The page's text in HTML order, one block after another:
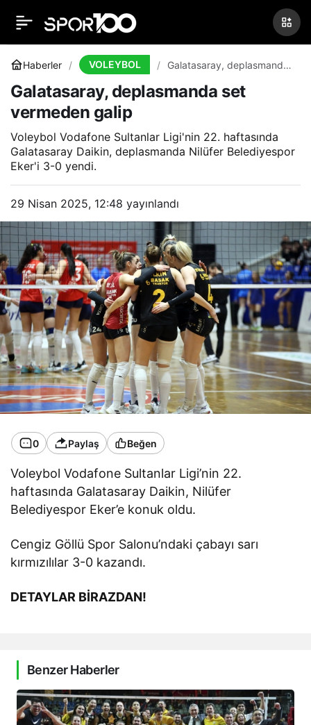
Haberler VOLEYBOL
Galatasaray, deplasmanda
Galatasaray, deplasmanda set
vermeden galip
Voleybol Vodafone Sultanlar Ligi'nin 22. haftasında
Galatasaray Daikin, deplasmanda Nilüfer Belediyespor
Eker'i 3-0 yendi.
29 Nisan 2025, 12:48 yayınlandı
0 Paylaş Beğen
Voleybol Vodafone Sultanlar Ligi’nin 22.
haftasında Galatasaray Daikin, Nilüfer
Belediyespor Eker’e konuk oldu.
Cengiz Göllü Spor Salonu’ndaki çabayı sarı
kırmızılılar 3-0 kazandı.
DETAYLAR BİRAZDAN!
Benzer Haberler
Halkbank, çeyrek final
için Milano’da cins
arayacak!
Paylaş